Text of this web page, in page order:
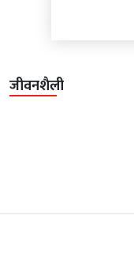
जीवनशैली